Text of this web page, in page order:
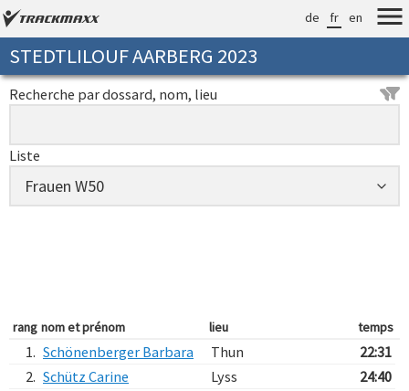
de fr en
STEDTLILOUF AARBERG 2023
Recherche par dossard, nom, lieu
Liste
rang nom et prénom lieu temps
1. Schönenberger Barbara Thun
22:31
2. Schütz Carine Lyss
24:40